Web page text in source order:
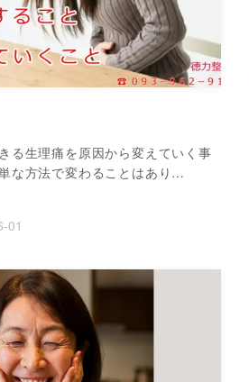
る生理痛を原因から変えていく事
な方法で変わることはあり…
01